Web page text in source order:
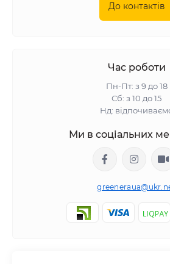
До контактів
Час роботи
Пн-Пт: з 9 до 18
Сб: з 10 до 15
Нд:
Ми в соціальних